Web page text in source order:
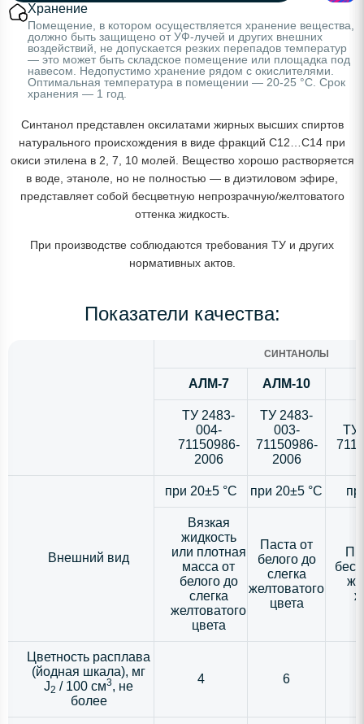
Хранение
Помещение, в котором осуществляется хранение вещества,
должно быть защищено от УФ-лучей и других внешних
воздействий, не допускается резких перепадов температур
— это может быть складское помещение или площадка под
навесом. Недопустимо хранение рядом с окислителями.
Оптимальная температура в помещении — 20-25 °C. Срок
хранения — 1 год.
Синтанол представлен оксилатами жирных высших спиртов
натурального происхождения в виде фракций C12…C14 при
окиси этилена в 2, 7, 10 молей. Вещество хорошо растворяется
в воде, этаноле, но не полностью — в диэтиловом эфире,
представляет собой бесцветную непрозрачную/желтоватого
оттенка жидкость.
При производстве соблюдаются требования ТУ и других
нормативных актов.
Показатели качества:
СИНТАНОЛЫ
АЛМ-7 АЛМ-10
ТУ 2483-
004-
71150986-
2006
ТУ 2483-
003-
71150986-
2006
ТУ
Внешний вид
при 20±5 °C при 20±5 °C
Вязкая
жидкость
или плотная
масса от
белого до
слегка
желтоватого
цвета
Паста от
белого до
слегка
желтоватого
цвета
Цветность расплава
(йодная шкала), мг
J2 / 100 см3, не
более
4 6